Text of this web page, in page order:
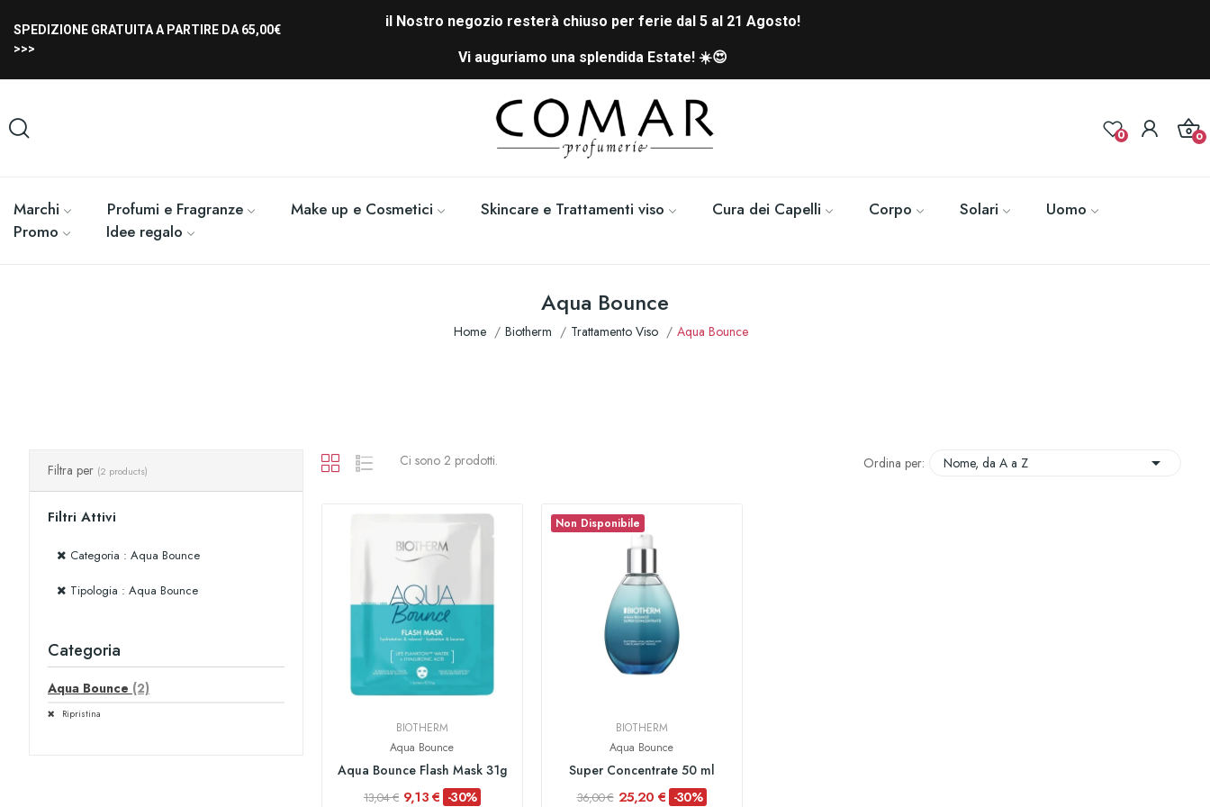
SPEDIZIONE GRATUITA A PARTIRE DA 65,00€
>>>
il Nostro negozio resterà chiuso per ferie dal 5 al 21 Agosto!
Vi auguriamo una splendida Estate! ☀️😍
0 0
Marchi Profumi e Fragranze Make up e Cosmetici Skincare e Trattamenti viso Cura dei Capelli Corpo Solari
Uomo
Promo
Idee regalo
Aqua Bounce
Home Biotherm Trattamento Viso Aqua Bounce
Filtra per (2 products)
Filtri Attivi
Categoria : Aqua Bounce
Tipologia : Aqua Bounce
Categoria
Aqua Bounce (2)
Ripristina
Ci sono 2 prodotti. Ordina per: Nome, da A a Z 
BIOTHERM
Aqua Bounce
Aqua Bounce Flash Mask 31g
13,04 € 9,13 € -30%
Non Disponibile
BIOTHERM
Aqua Bounce
Super Concentrate 50 ml
36,00 € 25,20 € -30%